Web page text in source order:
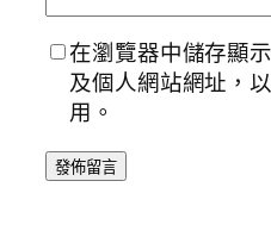
在瀏覽器中儲存顯
及個人網站網址，
用。